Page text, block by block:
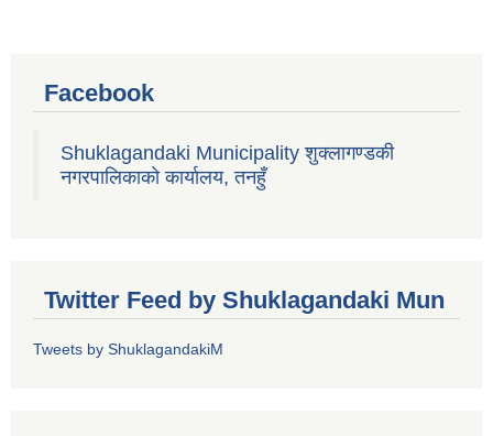
Facebook
Shuklagandaki Municipality शुक्लागण्डकी
नगरपालिकाको कार्यालय, तनहुँ
Twitter Feed by Shuklagandaki Mun
Tweets by ShuklagandakiM